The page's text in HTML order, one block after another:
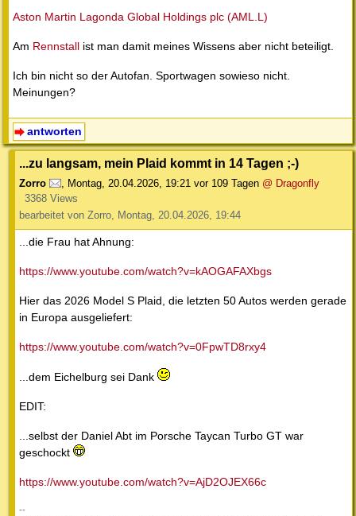
Aston Martin Lagonda Global Holdings plc (AML.L)
Am Rennstall ist man damit meines Wissens aber nicht beteiligt.
Ich bin nicht so der Autofan. Sportwagen sowieso nicht.
Meinungen?
antworten
...zu langsam, mein Plaid kommt in 14 Tagen ;-)
Zorro , Montag, 20.04.2026, 19:21 vor 109 Tagen @ Dragonfly
3368 Views
bearbeitet von Zorro, Montag, 20.04.2026, 19:44
...die Frau hat Ahnung:
https://www.youtube.com/watch?v=kAOGAFAXbgs
Hier das 2026 Model S Plaid, die letzten 50 Autos werden gerade
in Europa ausgeliefert:
https://www.youtube.com/watch?v=0FpwTD8rxy4
...dem Eichelburg sei Dank
EDIT:
...selbst der Daniel Abt im Porsche Taycan Turbo GT war
geschockt
https://www.youtube.com/watch?v=AjD2OJEX66c
--